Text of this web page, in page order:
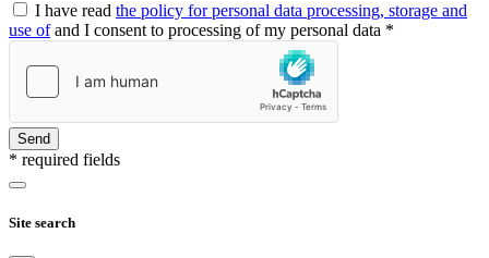
I have read the policy for personal data processing, storage and
use ofand I consent to processing of my personal data *
Send
* required fields
Site search